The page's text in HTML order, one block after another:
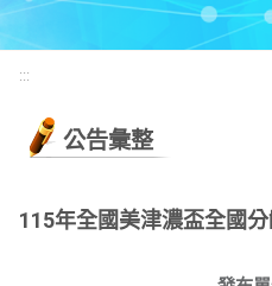
:::
公告彙整
115年全國美津濃盃全國